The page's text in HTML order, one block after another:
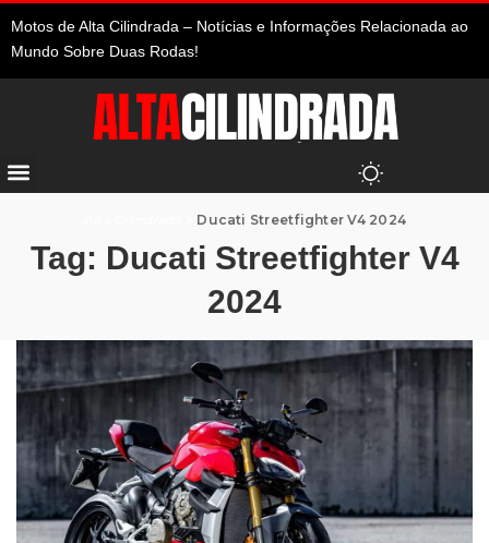
Motos de Alta Cilindrada – Notícias e Informações Relacionada ao
Mundo Sobre Duas Rodas!
Ducati Streetfighter V4 2024
Tag: Ducati Streetfighter V4
2024